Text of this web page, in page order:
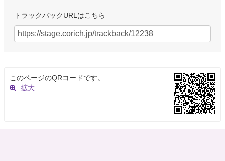
トラックバックURLはこちら
このページのQRコードです。
拡大